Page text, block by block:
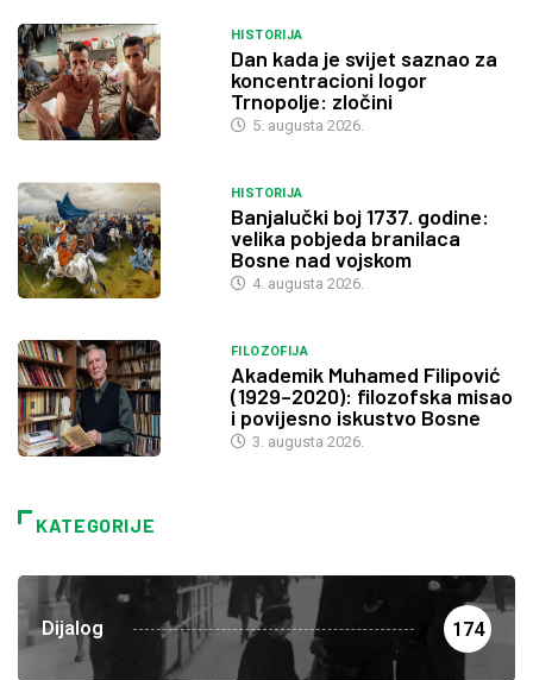
HISTORIJA
Dan kada je svijet saznao za
koncentracioni logor
Trnopolje: zločini
5. augusta 2026.
HISTORIJA
Banjalučki boj 1737. godine:
velika pobjeda branilaca
Bosne nad vojskom
4. augusta 2026.
FILOZOFIJA
Akademik Muhamed Filipović
(1929–2020): filozofska misao
i povijesno iskustvo Bosne
3. augusta 2026.
KATEGORIJE
Dijalog 174